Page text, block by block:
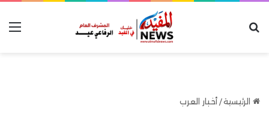
الرئيسية/ أخبار العرب